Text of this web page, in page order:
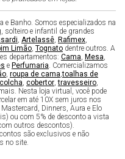
e Banho. Somos especializados na
solteiro e infantil de grandes
, Artelassê, Rafimex,
Limão, Tognato dentre outros. A
departamentos: Cama, Mesa,
e Perfumaria. Comercializamos
, roupa de cama,toalhas de
colcha, cobertor,travesseiro,
Nesta loja virtual, você pode
em até 10X sem juros nos
Dinners, Aura e Elo
ou com 5% de desconto a vista
outros descontos).
são exclusivos e não
no site.